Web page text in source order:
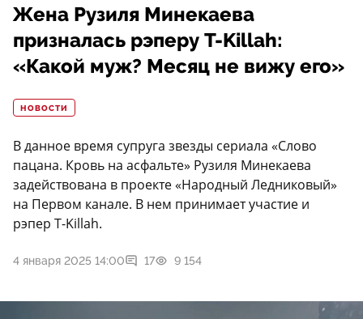
Жена Рузиля Минекаева
призналась рэперу T-Killah:
«Какой муж? Месяц не вижу его»
НОВОСТИ
В данное время супруга звезды сериала «Слово
пацана. Кровь на асфальте» Рузиля Минекаева
задействована в проекте «Народный Ледниковый»
на Первом канале. В нем принимает участие и
рэпер T-Killah.
4 января 2025 14:00 17 9 154